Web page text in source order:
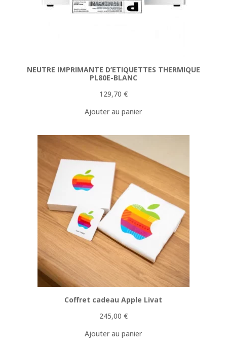
NEUTRE IMPRIMANTE D’ETIQUETTES THERMIQUE
PL80E-BLANC
129,70 €
Ajouter au panier
Coffret cadeau Apple Livat
245,00 €
Ajouter au panier